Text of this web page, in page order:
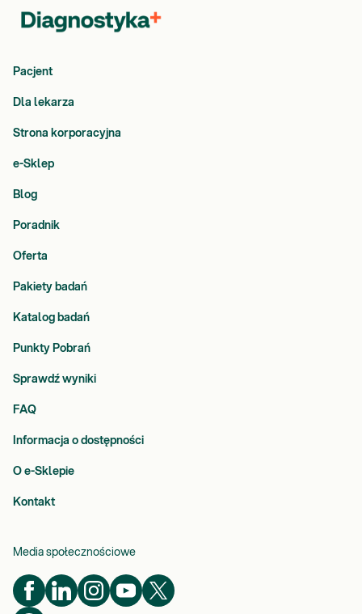
Pacjent
Dla lekarza
Strona korporacyjna
e-Sklep
Blog
Poradnik
Oferta
Pakiety badań
Katalog badań
Punkty Pobrań
Sprawdź wyniki
FAQ
Informacja o dostępności
O e-Sklepie
Kontakt
Media społecznościowe